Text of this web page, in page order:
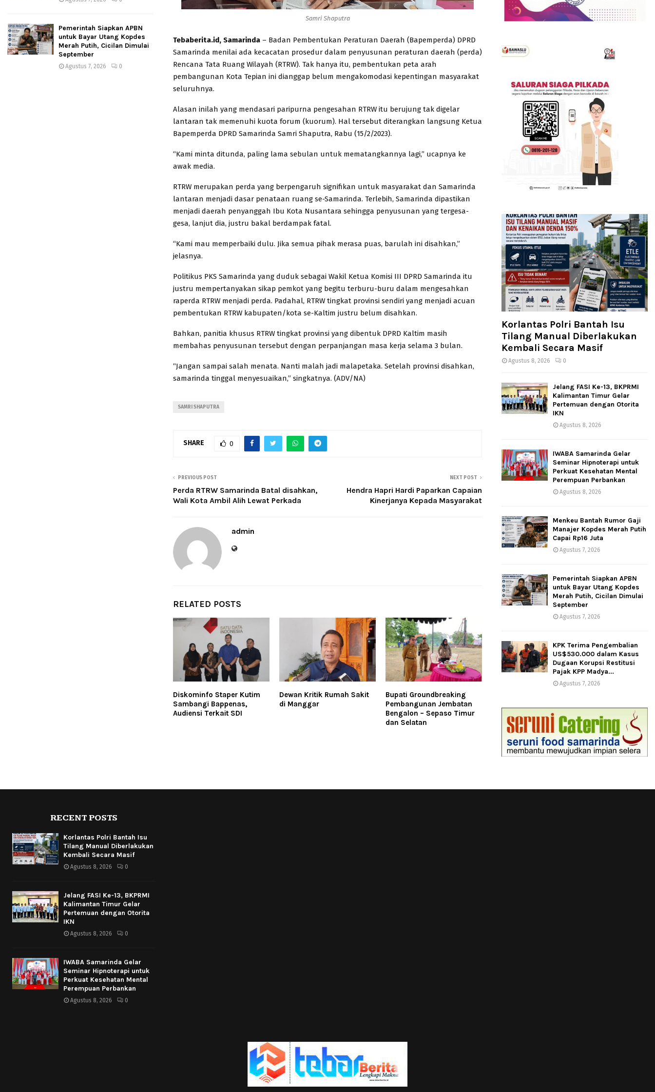
Samri Shaputra
Tebaberita.id, Samarinda – Badan Pembentukan Peraturan Daerah (Bapemperda) DPRD
Samarinda menilai ada kecacatan prosedur dalam penyusunan peraturan daerah (perda)
Rencana Tata Ruang Wilayah (RTRW). Tak hanya itu, pembentukan peta arah
pembangunan Kota Tepian ini dianggap belum mengakomodasi kepentingan masyarakat
seluruhnya.
Alasan inilah yang mendasari paripurna pengesahan RTRW itu berujung tak digelar
lantaran tak memenuhi kuota forum (kuorum). Hal tersebut diterangkan langsung Ketua
Bapemperda DPRD Samarinda Samri Shaputra, Rabu (15/2/2023).
“Kami minta ditunda, paling lama sebulan untuk mematangkannya lagi,” ucapnya ke
awak media.
RTRW merupakan perda yang berpengaruh signifikan untuk masyarakat dan Samarinda
lantaran menjadi dasar penataan ruang se-Samarinda. Terlebih, Samarinda dipastikan
menjadi daerah penyanggah Ibu Kota Nusantara sehingga penyusunan yang tergesa-
gesa, lanjut dia, justru bakal berdampak fatal.
“Kami mau memperbaiki dulu. Jika semua pihak merasa puas, barulah ini disahkan,”
jelasnya.
Politikus PKS Samarinda yang duduk sebagai Wakil Ketua Komisi III DPRD Samarinda itu
justru mempertanyakan sikap pemkot yang begitu terburu-buru dalam mengesahkan
raperda RTRW menjadi perda. Padahal, RTRW tingkat provinsi sendiri yang menjadi acuan
pembentukan RTRW kabupaten/kota se-Kaltim justru belum disahkan.
Bahkan, panitia khusus RTRW tingkat provinsi yang dibentuk DPRD Kaltim masih
membahas penyusunan tersebut dengan perpanjangan masa kerja selama 3 bulan.
“Jangan sampai salah menata. Nanti malah jadi malapetaka. Setelah provinsi disahkan,
samarinda tinggal menyesuaikan,” singkatnya. (ADV/NA)
SAMRI SHAPUTRA
SHARE 0
PREVIOUS POST
Perda RTRW Samarinda Batal disahkan,
Wali Kota Ambil Alih Lewat Perkada
NEXT POST
Hendra Hapri Hardi Paparkan Capaian
Kinerjanya Kepada Masyarakat
admin
RELATED POSTS
Diskominfo Staper Kutim
Sambangi Bappenas,
Audiensi Terkait SDI
Dewan Kritik Rumah Sakit
di Manggar
Bupati Groundbreaking
Pembangunan Jembatan
Bengalon – Sepaso Timur
dan Selatan
Pemerintah Siapkan APBN
untuk Bayar Utang Kopdes
Merah Putih, Cicilan Dimulai
September
Agustus 7, 2026 0
Korlantas Polri Bantah Isu
Tilang Manual Diberlakukan
Kembali Secara Masif
Agustus 8, 2026 0
Jelang FASI Ke-13, BKPRMI
Kalimantan Timur Gelar
Pertemuan dengan Otorita
IKN
Agustus 8, 2026
IWABA Samarinda Gelar
Seminar Hipnoterapi untuk
Perkuat Kesehatan Mental
Perempuan Perbankan
Agustus 8, 2026
Menkeu Bantah Rumor Gaji
Manajer Kopdes Merah Putih
Capai Rp16 Juta
Agustus 7, 2026
Pemerintah Siapkan APBN
untuk Bayar Utang Kopdes
Merah Putih, Cicilan Dimulai
September
Agustus 7, 2026
KPK Terima Pengembalian
US$530.000 dalam Kasus
Dugaan Korupsi Restitusi
Pajak KPP Madya...
Agustus 7, 2026
RECENT POSTS
Korlantas Polri Bantah Isu
Tilang Manual Diberlakukan
Kembali Secara Masif
Agustus 8, 2026 0
Jelang FASI Ke-13, BKPRMI
Kalimantan Timur Gelar
Pertemuan dengan Otorita
IKN
Agustus 8, 2026 0
IWABA Samarinda Gelar
Seminar Hipnoterapi untuk
Perkuat Kesehatan Mental
Perempuan Perbankan
Agustus 8, 2026 0